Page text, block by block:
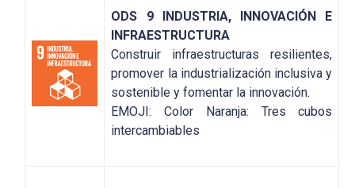
ODS 9 INDUSTRIA, INNOVACIÓN E
INFRAESTRUCTURA
Construir infraestructuras resilientes,
promover la industrialización inclusiva y
sostenible y fomentar la innovación.
EMOJI: Color Naranja: Tres cubos
intercambiables